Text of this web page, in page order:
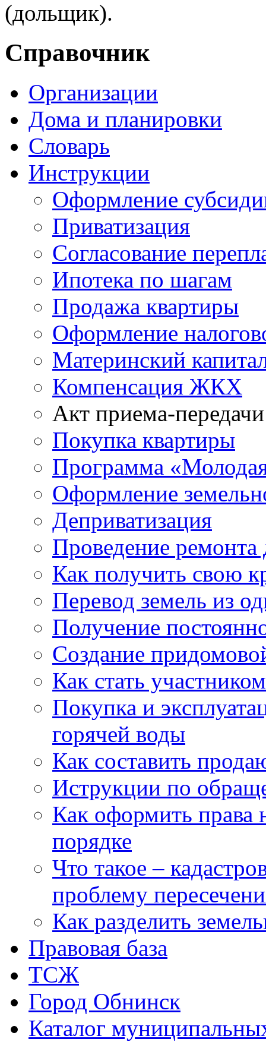
(дольщик).
Справочник
Организации
Дома и планировки
Словарь
Инструкции
Оформление
Приватизация
Согласование
Ипотека по шагам
Продажа квартиры
Оформление
Материнский
Компенсация ЖКХ
Акт приема-
Покупка квартиры
Программа
Оформление
Деприватизация
Проведение
Как получить свою
Перевод земель из
Получение
Создание
Как стать
Покупка и
горячей воды
Как составить
Иструкции по
Как оформить
порядке
Что такое –
проблему
Как разделить
Правовая база
ТСЖ
Город Обнинск
Каталог